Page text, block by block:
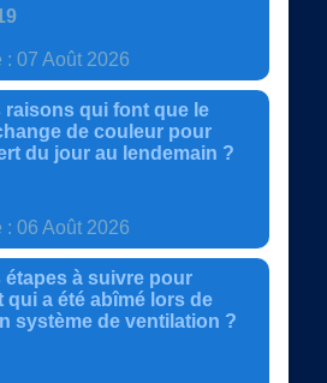
: 07 Août 2026
raisons qui font que le
de couleur pour
du jour au lendemain ?
: 06 Août 2026
étapes à suivre pour
qui a été abîmé lors de
système de ventilation ?